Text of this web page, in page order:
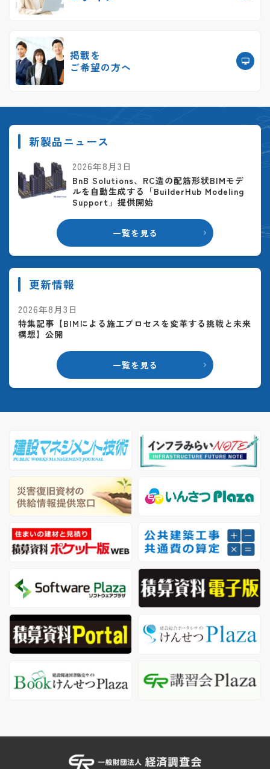
掲載を
ご希望の方へ
新製品ニュース
一覧を見る
2026年8月3日
BnB Solutions、RC造の配筋形状BIMモデ
ルを自動生成する「BuilderHub Modeling
Support」提供開始
更新情報
一覧を見る
2026年8月3日
特集記事【BIMによる施工プロセスを変革する挑戦と未来
構想】公開